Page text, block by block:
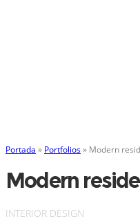
Portada » Portfolios» Modern
Modern
INTERIOR DESIGN